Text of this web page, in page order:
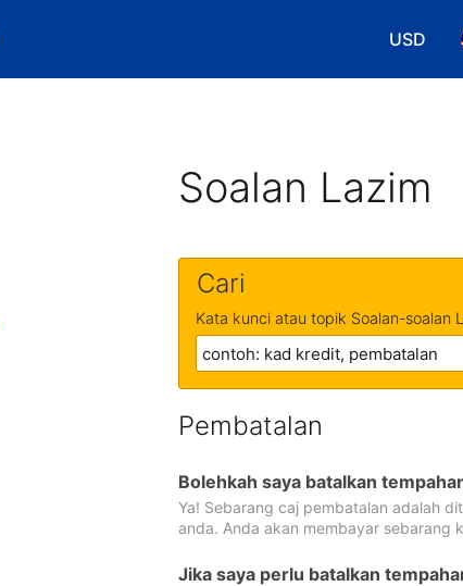
USD
Pilih
Soalan Lazim
Cari
Kata kunci atau topik Soalan-soalan
Pembatalan
Bolehkah saya batalkan
Ya! Sebarang caj pembatalan adalah
anda. Anda akan membayar sebarang
Jika saya perlu batalkan